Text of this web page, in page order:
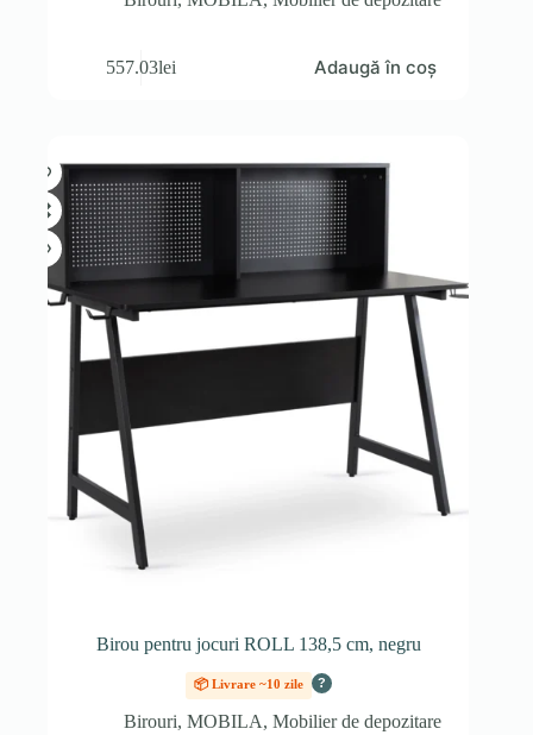
557.03lei Adaugă în coș
Birou pentru jocuri ROLL 138,5 cm, negru
📦 Livrare ~10 zile ?
Birouri, MOBILA, Mobilier de depozitare